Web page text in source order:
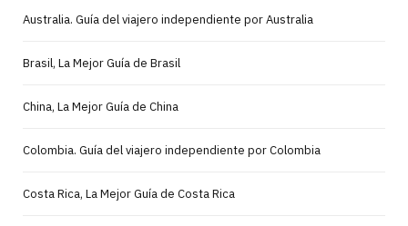
Australia. Guía del viajero independiente por Australia
Brasil, La Mejor Guía de Brasil
China, La Mejor Guía de China
Colombia. Guía del viajero independiente por Colombia
Costa Rica, La Mejor Guía de Costa Rica